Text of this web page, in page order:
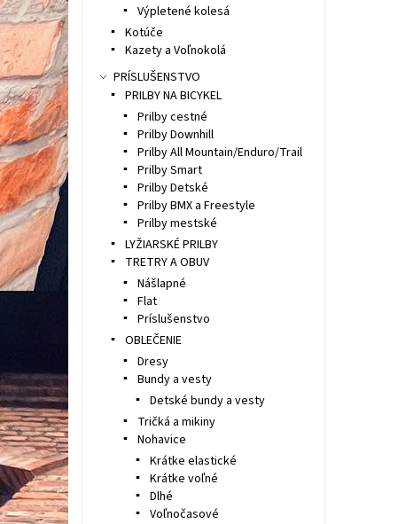
Výpletené kolesá
Kotúče
Kazety a Voľnokolá
PRÍSLUŠENSTVO
PRILBY NA BICYKEL
Prilby cestné
Prilby Downhill
Prilby All Mountain/Enduro/Trail
Prilby Smart
Prilby Detské
Prilby BMX a Freestyle
Prilby mestské
LYŽIARSKÉ PRILBY
TRETRY A OBUV
Nášlapné
Flat
Príslušenstvo
OBLEČENIE
Dresy
Bundy a vesty
Detské bundy a vesty
Tričká a mikiny
Nohavice
Krátke elastické
Krátke voľné
Dlhé
Voľnočasové